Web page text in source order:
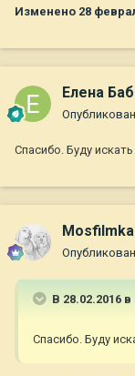
Изменено 28
Елена
Спасибо. Буду
В 28.02.2016 в
Спасибо. Буду